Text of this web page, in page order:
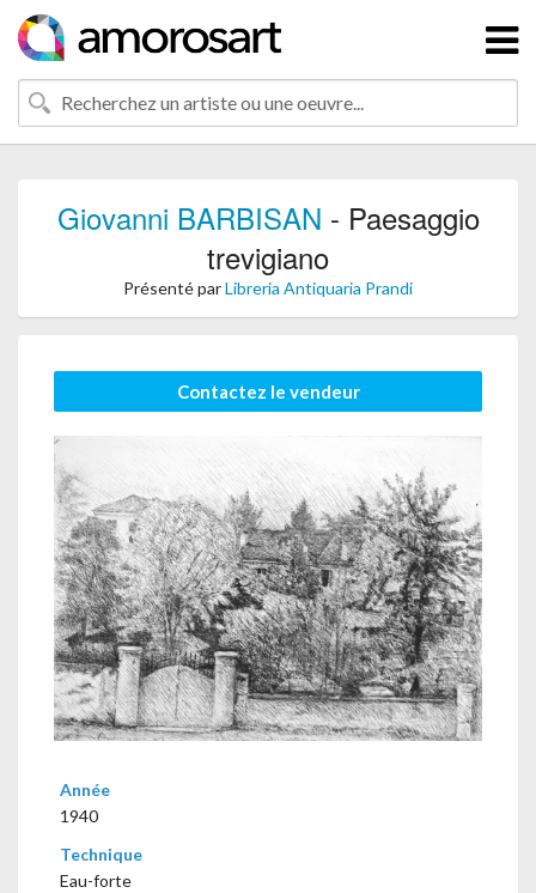
Giovanni BARBISAN - Paesaggio
trevigiano
Présenté parLibreria Antiquaria Prandi
Contactez le vendeur
Année
1940
Technique
Eau-forte